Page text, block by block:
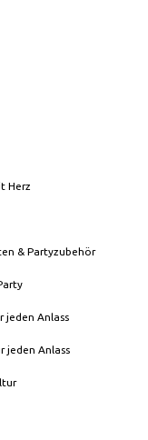
Herz
& Partyzubehör
jeden Anlass
jeden Anlass